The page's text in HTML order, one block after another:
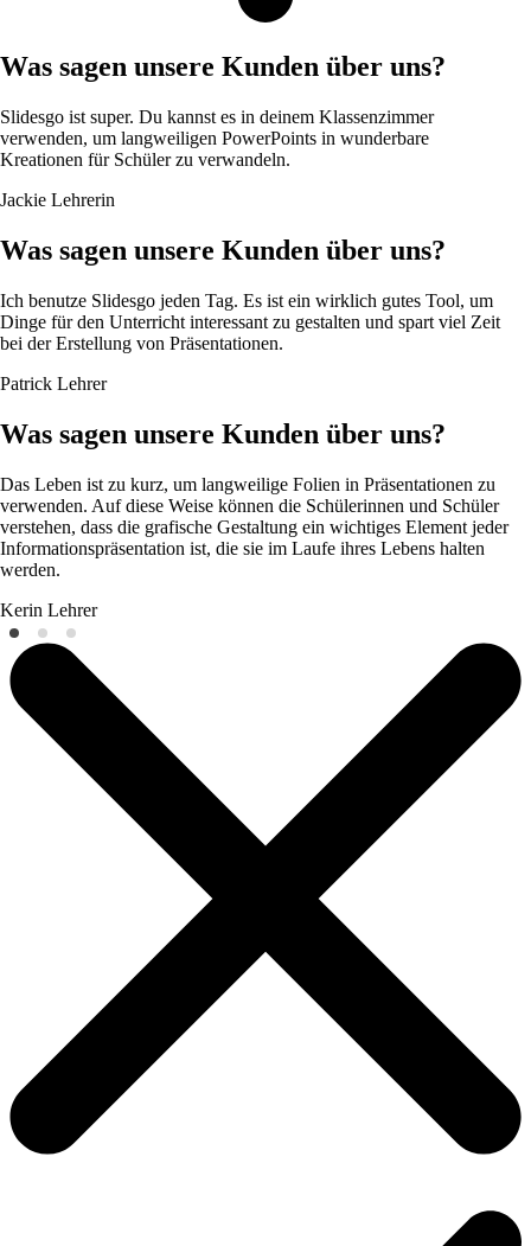
Was sagen unsere Kunden über uns?
Slidesgo ist super. Du kannst es in deinem Klassenzimmer
verwenden, um langweiligen PowerPoints in wunderbare
Kreationen für Schüler zu verwandeln.
Jackie Lehrerin
Was sagen unsere Kunden über uns?
Ich benutze Slidesgo jeden Tag. Es ist ein wirklich gutes Tool, um
Dinge für den Unterricht interessant zu gestalten und spart viel Zeit
bei der Erstellung von Präsentationen.
Patrick Lehrer
Was sagen unsere Kunden über uns?
Das Leben ist zu kurz, um langweilige Folien in Präsentationen zu
verwenden. Auf diese Weise können die Schülerinnen und Schüler
verstehen, dass die grafische Gestaltung ein wichtiges Element jeder
Informationspräsentation ist, die sie im Laufe ihres Lebens halten
werden.
Kerin Lehrer